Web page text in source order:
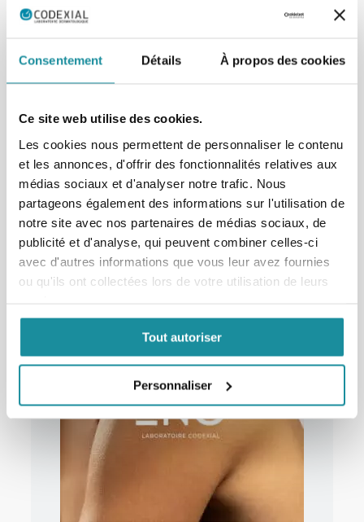
Consentement Détails À propos des cookies
Ce site web utilise des cookies.
Les cookies nous permettent de personnaliser le contenu
et les annonces, d'offrir des fonctionnalités relatives aux
médias sociaux et d'analyser notre trafic. Nous
partageons également des informations sur l'utilisation de
notre site avec nos partenaires de médias sociaux, de
publicité et d'analyse, qui peuvent combiner celles-ci
avec d'autres informations que vous leur avez fournies
ou qu'ils ont collectées lors de votre utilisation de leurs
Tout autoriser
Personnaliser
domaine d’expertise et nous proposons aujourd’hui
douleurs pour lesquelles il n’existe pas de traitement
nouvelles problématiques que les patients peuvent
rencontrer.
Chaque minute, un soin sur-mesure est
élaboré en pharmacie grâce à un excipient
Codexial.